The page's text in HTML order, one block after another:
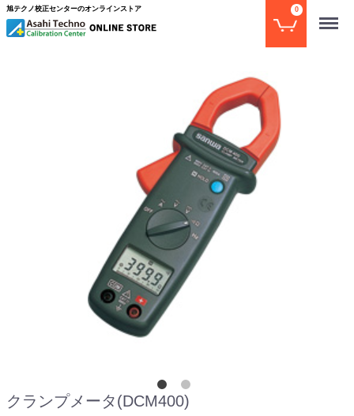
旭テクノ校正センターのオンラインストア Menu
0
クランプメータ(DCM400)